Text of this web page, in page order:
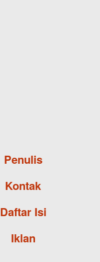
Penulis
Kontak
Daftar Isi
Iklan